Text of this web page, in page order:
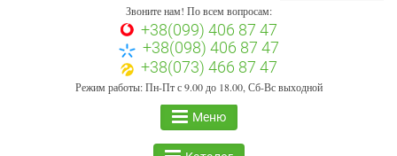
Звоните нам! По всем вопросам:
+38(099) 406 87 47
+38(098) 406 87 47
+38(073) 466 87 47
Режим работы: Пн-Пт с 9.00 до 18.00, Сб-Вс выходной
Меню